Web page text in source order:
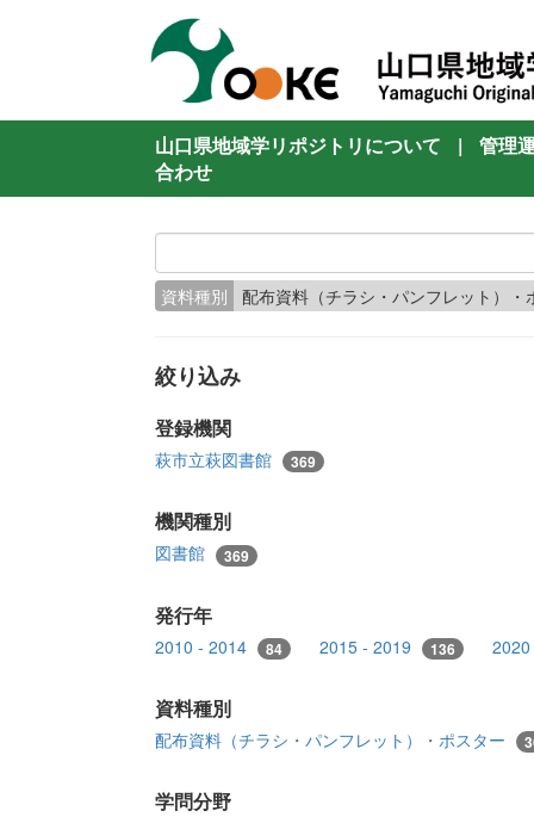
山口県地域学リポジトリについて |
管理
合わせ
資料種別 配布資料（チラシ・パンフレット）
絞り込み
登録機関
萩市立萩図書館 369
機関種別
図書館 369
発行年
2010 - 2014 84 2015 - 2019 136
資料種別
配布資料（チラシ・パンフレット）・ポスター
学問分野